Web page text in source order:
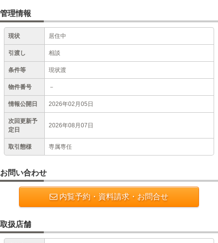
管理情報
現状 居住中
引渡し 相談
条件等 現状渡
物件番号 －
情報公開日 2026年02月05日
次回更新予
定日
2026年08月07日
取引態様 専属専任
お問い合わせ
内覧予約・資料請求・お問合せ
取扱店舗